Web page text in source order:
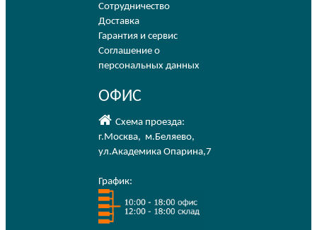
Сотрудничество
Доставка
Гарантия и сервис
Соглашение о
персональных данных
ОФИС
Схема проезда:
г.Москва, м.Беляево,
ул.Академика Опарина,7
График: